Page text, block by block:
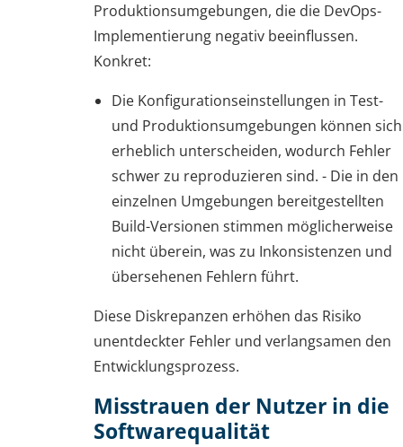
Produktionsumgebungen, die die DevOps-
Implementierung negativ beeinflussen.
Konkret:
Die Konfigurationseinstellungen in Test-
und Produktionsumgebungen können sich
erheblich unterscheiden, wodurch Fehler
schwer zu reproduzieren sind. - Die in den
einzelnen Umgebungen bereitgestellten
Build-Versionen stimmen möglicherweise
nicht überein, was zu Inkonsistenzen und
übersehenen Fehlern führt.
Diese Diskrepanzen erhöhen das Risiko
unentdeckter Fehler und verlangsamen den
Entwicklungsprozess.
Misstrauen der Nutzer in die
Softwarequalität